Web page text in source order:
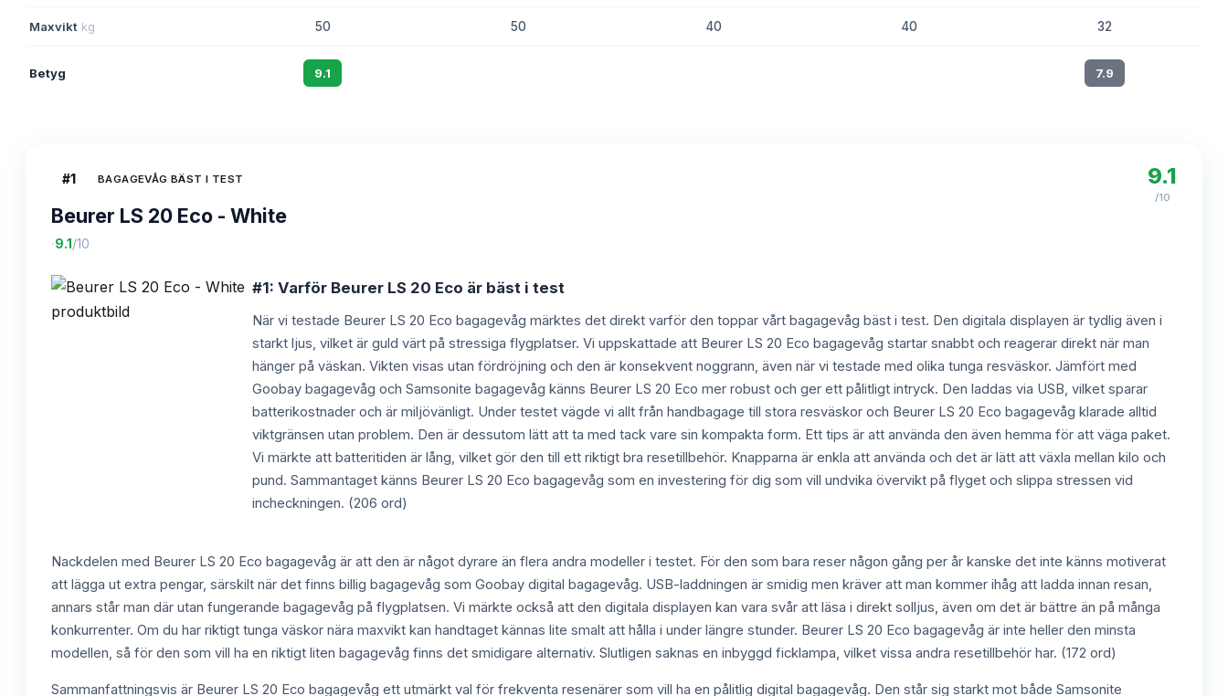
Maxvikt kg 50 50 40 40 32
Betyg 9.1 7.9
#1 BAGAGEVÅG BÄST I TEST
Beurer LS 20 Eco - White
·9.1 /10
9.1
/10
#1: Varför Beurer LS 20 Eco är bäst i test
När vi testade Beurer LS 20 Eco bagagevåg märktes det direkt varför den toppar vårt bagagevåg bäst i test. Den digitala displayen är tydlig även i
starkt ljus, vilket är guld värt på stressiga flygplatser. Vi uppskattade att Beurer LS 20 Eco bagagevåg startar snabbt och reagerar direkt när man
hänger på väskan. Vikten visas utan fördröjning och den är konsekvent noggrann, även när vi testade med olika tunga resväskor. Jämfört med
Goobay bagagevåg och Samsonite bagagevåg känns Beurer LS 20 Eco mer robust och ger ett pålitligt intryck. Den laddas via USB, vilket sparar
batterikostnader och är miljövänligt. Under testet vägde vi allt från handbagage till stora resväskor och Beurer LS 20 Eco bagagevåg klarade alltid
viktgränsen utan problem. Den är dessutom lätt att ta med tack vare sin kompakta form. Ett tips är att använda den även hemma för att väga paket.
Vi märkte att batteritiden är lång, vilket gör den till ett riktigt bra resetillbehör. Knapparna är enkla att använda och det är lätt att växla mellan kilo och
pund. Sammantaget känns Beurer LS 20 Eco bagagevåg som en investering för dig som vill undvika övervikt på flyget och slippa stressen vid
incheckningen. (206 ord)
Nackdelen med Beurer LS 20 Eco bagagevåg är att den är något dyrare än flera andra modeller i testet. För den som bara reser någon gång per år kanske det inte känns motiverat
att lägga ut extra pengar, särskilt när det finns billig bagagevåg som Goobay digital bagagevåg. USB-laddningen är smidig men kräver att man kommer ihåg att ladda innan resan,
annars står man där utan fungerande bagagevåg på flygplatsen. Vi märkte också att den digitala displayen kan vara svår att läsa i direkt solljus, även om det är bättre än på många
konkurrenter. Om du har riktigt tunga väskor nära maxvikt kan handtaget kännas lite smalt att hålla i under längre stunder. Beurer LS 20 Eco bagagevåg är inte heller den minsta
modellen, så för den som vill ha en riktigt liten bagagevåg finns det smidigare alternativ. Slutligen saknas en inbyggd ficklampa, vilket vissa andra resetillbehör har. (172 ord)
Sammanfattningsvis är Beurer LS 20 Eco bagagevåg ett utmärkt val för frekventa resenärer som vill ha en pålitlig digital bagagevåg. Den står sig starkt mot både Samsonite